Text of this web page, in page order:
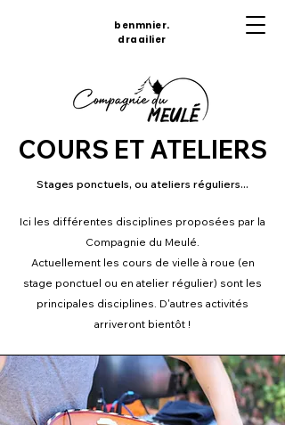
benmnier.
draailier
COURS ET ATELIERS
Stages ponctuels, ou ateliers réguliers...
Ici les différentes disciplines proposées par la
Compagnie du Meulé.
Actuellementles cours de vielle à roue (en
stage ponctuel ou en atelier régulier) sont les
principales disciplines. D'autres activités
arriveront bientôt !